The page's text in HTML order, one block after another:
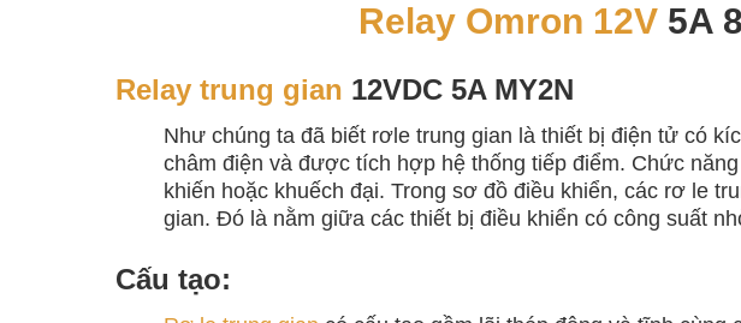
Relay Omron 12V5A
Relay trung gian 12VDC 5A MY2N
Như chúng ta đã biết rơle trung gian là thiết bị điện tử có
châm điện và được tích hợp hệ thống tiếp điểm. Chức
khiến hoặc khuếch đại. Trong sơ đồ điều khiển, các rơ le
gian. Đó là nằm giữa các thiết bị điều khiển có công suất
Cấu tạo: